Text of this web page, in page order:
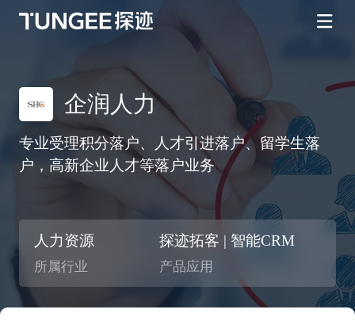
企润人力
专业受理积分落户、人才引进落户、留学生落
户，高新企业人才等落户业务
人力资源
所属行业
探迹拓客 | 智能CRM
产品应用